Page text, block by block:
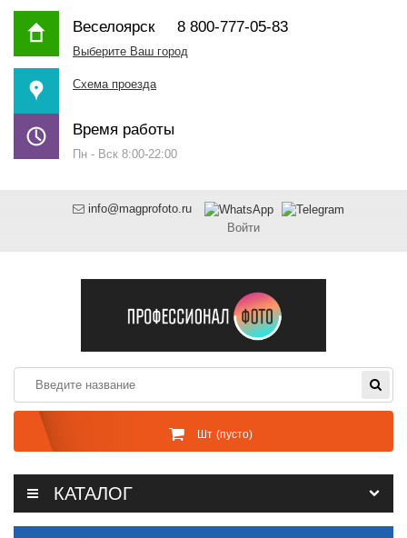
Веселоярск8 800-777-05-83
Выберите Ваш город
Схема проезда
Время работы
Пн - Вск 8:00-22:00
info@magprofoto.ru
Войти
Шт (пусто)
КАТАЛОГ